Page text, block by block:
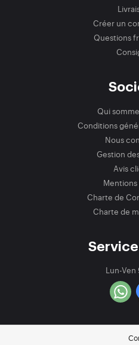
Créer un
Questions
Qui
Conditions
Nous
Gestion
Avis
Mentions
Charte de
Charte de
Lun-Ven